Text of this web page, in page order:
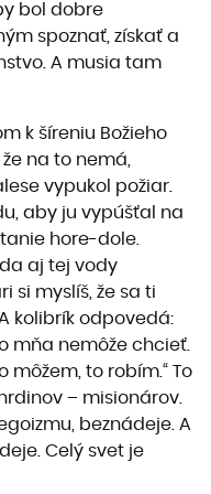
bol dobre
spoznať, získať a
A musia tam
k šíreniu Božieho
na to nemá,
vypukol požiar.
aby ju vypúšťal na
hore-dole.
aj tej vody
si myslíš, že sa ti
kolibrík odpovedá:
mňa nemôže chcieť.
to robím.“ To
– misionárov.
beznádeje. A
Celý svet je